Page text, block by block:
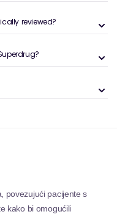
za nokte i
kvalitetom i
neophodni
postići u
reviewed?
povezujući pacijente s
kako bi omogućili